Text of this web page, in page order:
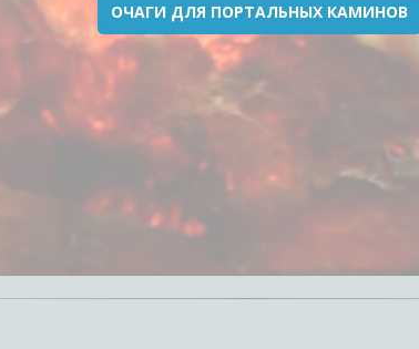
ОЧАГИ ДЛЯ ПОРТАЛЬНЫХ КАМИНОВ